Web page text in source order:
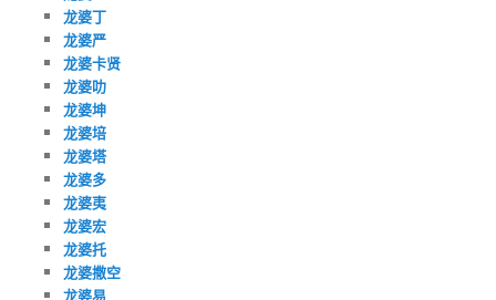
龙婆丁
龙婆严
龙婆卡贤
龙婆叻
龙婆坤
龙婆培
龙婆塔
龙婆多
龙婆夷
龙婆宏
龙婆托
龙婆撒空
龙婆易